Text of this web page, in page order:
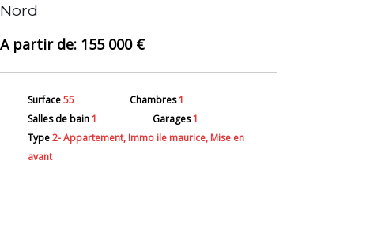
Nord
155 000 €
Surface55 Chambres1
Salles de bain1 Garages1
Type2- Appartement, Immo ile maurice, Mise en
avant